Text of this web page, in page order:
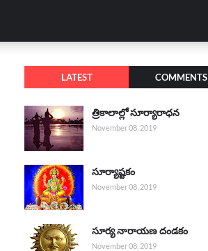
LATEST COMMENTS
త్రికాలాల్లో సూర్యారాధన
November 08, 2019
సూర్యాష్టకం
November 08, 2019
సూర్య నారాయణ దండకం
November 08, 2019